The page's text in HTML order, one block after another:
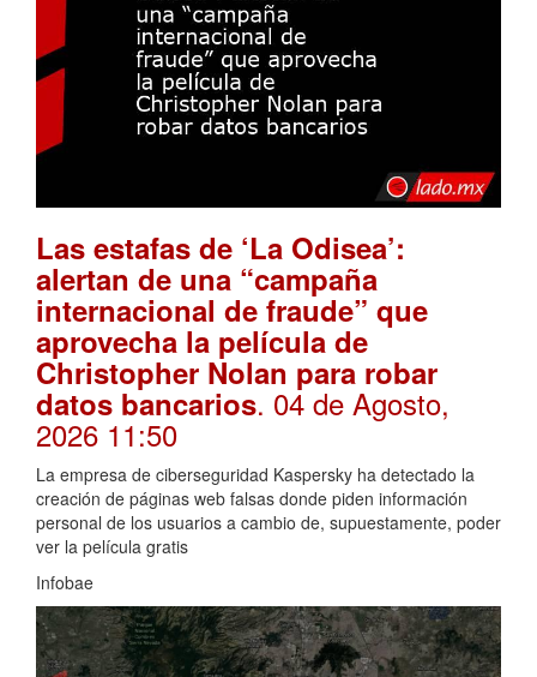
Las estafas de ‘La Odisea’:
alertan de una “campaña
internacional de fraude” que
aprovecha la película de
Christopher Nolan para robar
datos bancarios. 04 de Agosto,
2026 11:50
La empresa de ciberseguridad Kaspersky ha detectado la
creación de páginas web falsas donde piden información
personal de los usuarios a cambio de, supuestamente, poder
ver la película gratis
Infobae